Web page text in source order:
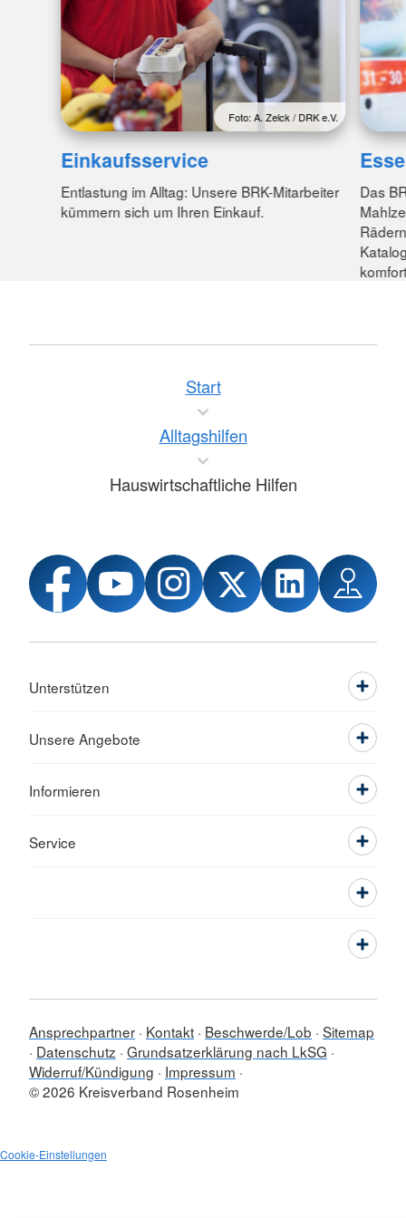
Foto: A. Zelck / DRK e.V.
Einkaufsservice
Entlastung im Alltag: Unsere BRK-Mitarbeiter
kümmern sich um Ihren Einkauf.
Das
Start
Alltagshilfen
Hauswirtschaftliche Hilfen
Unterstützen
Unsere Angebote
Informieren
Service
Ansprechpartner Kontakt Beschwerde/Lob Sitemap
Datenschutz Grundsatzerklärung nach LkSG
Widerruf/Kündigung
Impressum
© 2026 Kreisverband Rosenheim
Cookie-Einstellungen